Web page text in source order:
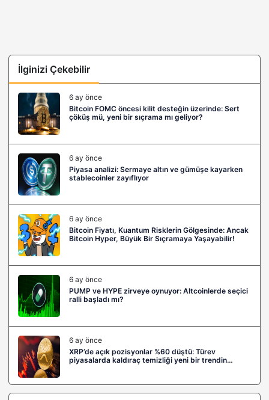
İlginizi Çekebilir
6 ay önce
Bitcoin FOMC öncesi kilit desteğin üzerinde: Sert
çöküş mü, yeni bir sıçrama mı geliyor?
6 ay önce
Piyasa analizi: Sermaye altın ve gümüşe kayarken
stablecoinler zayıflıyor
6 ay önce
Bitcoin Fiyatı, Kuantum Risklerin Gölgesinde: Ancak
Bitcoin Hyper, Büyük Bir Sıçramaya Yaşayabilir!
6 ay önce
PUMP ve HYPE zirveye oynuyor: Altcoinlerde seçici
ralli başladı mı?
6 ay önce
XRP’de açık pozisyonlar %60 düştü: Türev
piyasalarda kaldıraç temizliği yeni bir trendin